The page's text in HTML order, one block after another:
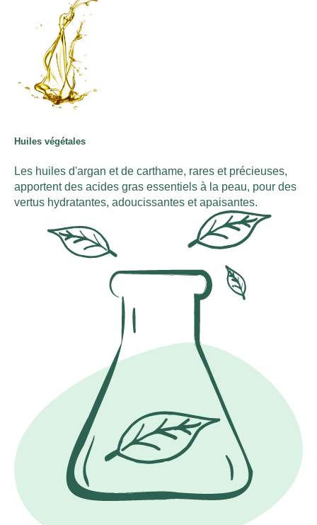
Huiles végétales
Les huiles d'argan et de carthame, rares et précieuses,
apportent des acides gras essentiels à la peau, pour des
vertus hydratantes, adoucissantes et apaisantes.